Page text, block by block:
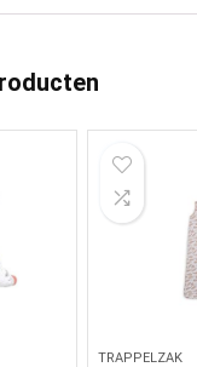
TRAPPELZAK